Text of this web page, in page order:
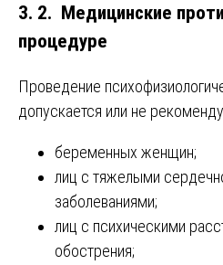
3. 2. Медицинские
процедуре
Проведение
допускается или не
беременных женщин;
лиц с тяжелыми
заболеваниями;
лиц с психическими
обострения;